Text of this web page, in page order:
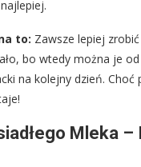
to: Zawsze lepiej
bo wtedy można je
na kolejny dzień. Choć
Mleka –